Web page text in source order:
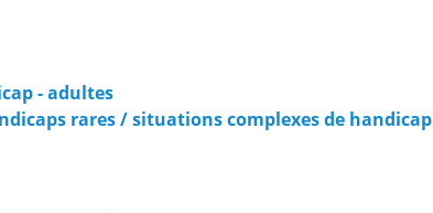
- adultes
rares / situations complexes de handicap